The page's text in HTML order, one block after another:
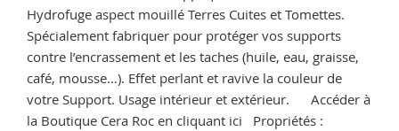
aspect
mouillé »
Hydrofuge aspect mouillé Terres Cuites et Tomettes.
Spécialement fabriquer pour protéger vos supports
contre l’encrassement et les taches (huile, eau, graisse,
café, mousse…). Effet perlant et ravive la couleur de
votre Support. Usage intérieur et extérieur. Accéder à
la Boutique Cera Roc en cliquant ici Propriétés :